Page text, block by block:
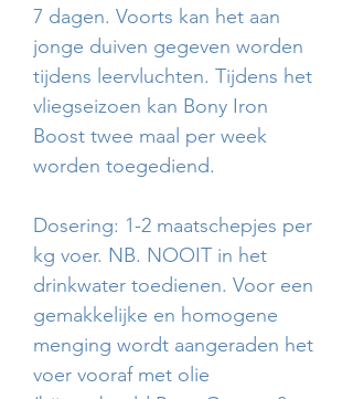
7 dagen. Voorts kan het aan
jonge duiven gegeven worden
tijdens leervluchten. Tijdens het
vliegseizoen kan Bony Iron
Boost twee maal per week
worden toegediend.
Dosering: 1-2 maatschepjes per
kg voer. NB. NOOIT in het
drinkwater toedienen. Voor een
gemakkelijke en homogene
menging wordt aangeraden het
voer vooraf met olie